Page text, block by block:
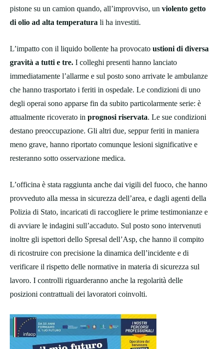
pistone su un camion quando, all’improvviso, un violento getto
di olio ad alta temperatura li ha investiti.
L’impatto con il liquido bollente ha provocato ustioni di diversa
gravità a tutti e tre. I colleghi presenti hanno lanciato
immediatamente l’allarme e sul posto sono arrivate le ambulanze
che hanno trasportato i feriti in ospedale. Le condizioni di uno
degli operai sono apparse fin da subito particolarmente serie: è
attualmente ricoverato in prognosi riservata. Le sue condizioni
destano preoccupazione. Gli altri due, seppur feriti in maniera
meno grave, hanno riportato comunque lesioni significative e
resteranno sotto osservazione medica.
L’officina è stata raggiunta anche dai vigili del fuoco, che hanno
provveduto alla messa in sicurezza dell’area, e dagli agenti della
Polizia di Stato, incaricati di raccogliere le prime testimonianze e
di avviare le indagini sull’accaduto. Sul posto sono intervenuti
inoltre gli ispettori dello Spresal dell’Asp, che hanno il compito
di ricostruire con precisione la dinamica dell’incidente e di
verificare il rispetto delle normative in materia di sicurezza sul
lavoro. I controlli riguarderanno anche la regolarità delle
posizioni contrattuali dei lavoratori coinvolti.